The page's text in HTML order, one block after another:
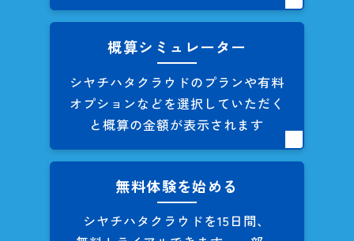
概算シミュレーター
シヤチハタクラウドのプランや有料
オプションなどを選択していただく
と概算の金額が表示されます
無料体験を始める
シヤチハタクラウドを15日間、